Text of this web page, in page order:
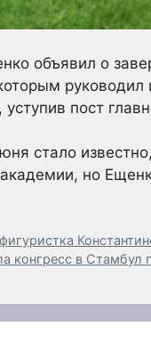
объявил о
уступив пост
стало
но
конгресс в